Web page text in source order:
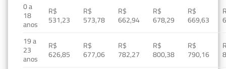
0 a
18
anos
R$
531,23
R$
573,78
R$
662,94
R$
678,29
R$
669,63
19 a
23
anos
R$
626,85
R$
677,06
R$
782,27
R$
800,38
R$
790,16